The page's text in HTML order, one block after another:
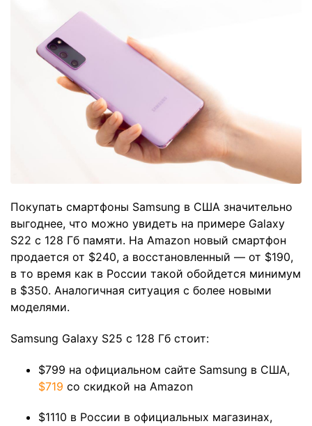
Покупать смартфоны Samsung в США значительно
выгоднее, что можно увидеть на примере Galaxy
S22 с 128 Гб памяти. На Amazon новый смартфон
продается от $240, а восстановленный — от $190,
в то время как в России такой обойдется минимум
в $350. Аналогичная ситуация с более новыми
моделями.
Samsung Galaxy S25 с 128 Гб стоит:
$799 на официальном сайте Samsung в США,
$719 со скидкой на Amazon
$1110 в России в официальных магазинах,